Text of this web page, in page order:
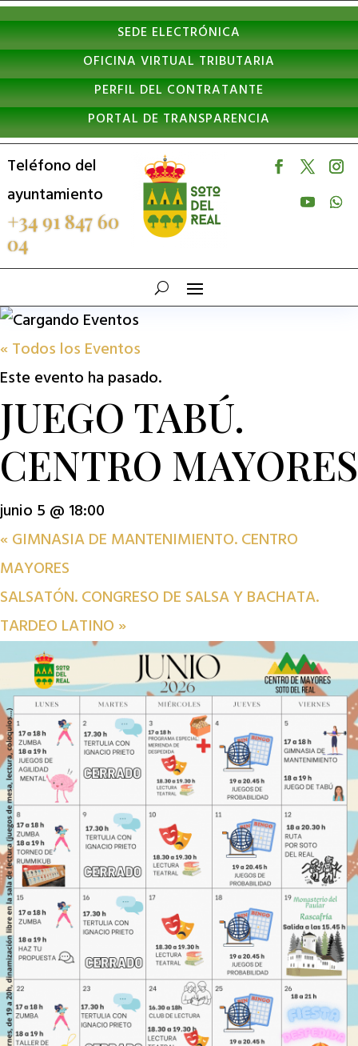
Nota:
este
sitio
web
incluye
un
sistema
de
accesibilidad.
SEDE ELECTRÓNICA
OFICINA VIRTUAL TRIBUTARIA
PERFIL DEL CONTRATANTE
PORTAL DE TRANSPARENCIA
Teléfono del
ayuntamiento
+34 91 847 60
04
« Todos los Eventos
Este evento ha pasado.
JUEGO TABÚ.
CENTRO MAYORES
junio 5 @ 18:00
«GIMNASIA DE MANTENIMIENTO. CENTRO
MAYORES
SALSATÓN. CONGRESO DE SALSA Y BACHATA.
TARDEO LATINO »